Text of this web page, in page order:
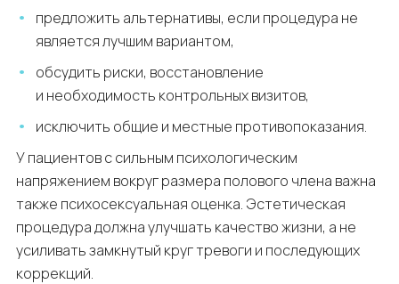
предложить альтернативы, если процедура не
является лучшим вариантом,
обсудить риски, восстановление
и необходимость контрольных визитов,
исключить общие и местные противопоказания.
У пациентов с сильным психологическим
напряжением вокруг размера полового члена важна
также психосексуальная оценка. Эстетическая
процедура должна улучшать качество жизни, а не
усиливать замкнутый круг тревоги и последующих
коррекций.